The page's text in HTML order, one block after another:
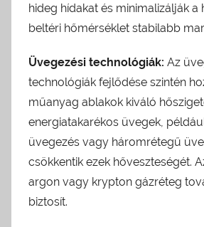
hideg hídakat és minimalizálják a
beltéri hőmérséklet stabilabb
Üvegezési technológiák: Az
technológiák fejlődése szintén
műanyag ablakok kiváló
energiatakarékos üvegek,
üvegezés vagy háromrétegű
csökkentik ezek hőveszteségét.
argon vagy krypton gázréteg
biztosít.